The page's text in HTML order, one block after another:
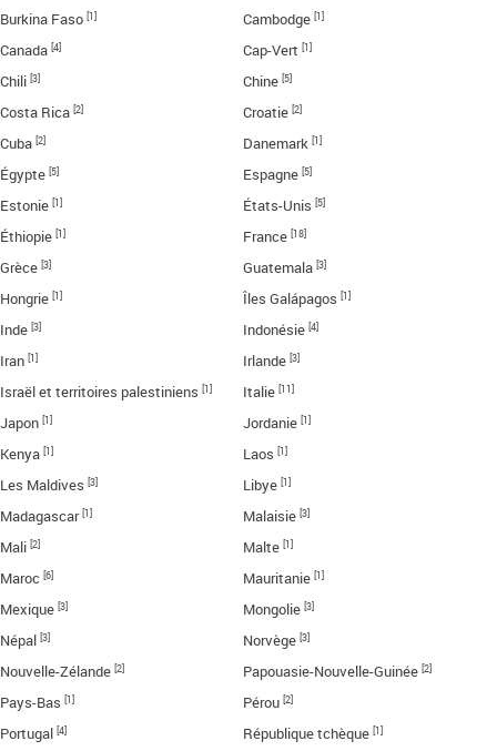
Burkina Faso [1] Cambodge [1]
Canada [4] Cap-Vert [1]
Chili [3] Chine [5]
Costa Rica [2] Croatie [2]
Cuba [2] Danemark [1]
Égypte [5] Espagne [5]
Estonie [1] États-Unis [5]
Éthiopie [1] France [18]
Grèce [3] Guatemala [3]
Hongrie [1] Îles Galápagos [1]
Inde [3] Indonésie [4]
Iran [1] Irlande [3]
Israël et territoires palestiniens [1] Italie [11]
Japon [1] Jordanie [1]
Kenya [1] Laos [1]
Les Maldives [3] Libye [1]
Madagascar [1] Malaisie [3]
Mali [2] Malte [1]
Maroc [6] Mauritanie [1]
Mexique [3] Mongolie [3]
Népal [3] Norvège [3]
Nouvelle-Zélande [2] Papouasie-Nouvelle-Guinée [2]
Pays-Bas [1] Pérou [2]
Portugal [4] République tchèque [1]